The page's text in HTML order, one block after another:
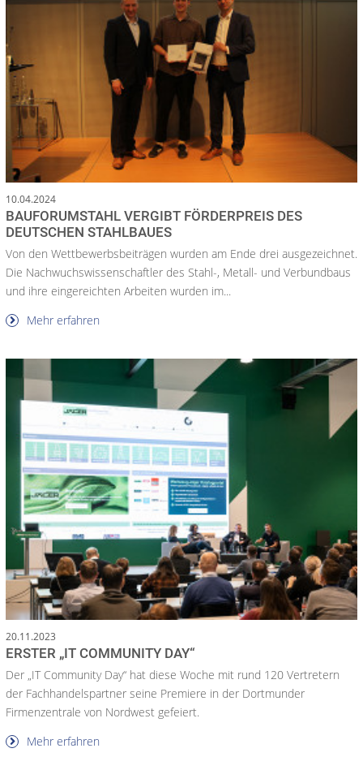
10.04.2024
BAUFORUMSTAHL VERGIBT FÖRDERPREIS DES
DEUTSCHEN STAHLBAUES
Von den Wettbewerbsbeiträgen wurden am Ende drei ausgezeichnet.
Die Nachwuchswissenschaftler des Stahl-, Metall- und Verbundbaus
und ihre eingereichten Arbeiten wurden im...
Mehr erfahren
20.11.2023
ERSTER „IT COMMUNITY DAY“
Der „IT Community Day“ hat diese Woche mit rund 120 Vertretern
der Fachhandelspartner seine Premiere in der Dortmunder
Firmenzentrale von Nordwest gefeiert.
Mehr erfahren